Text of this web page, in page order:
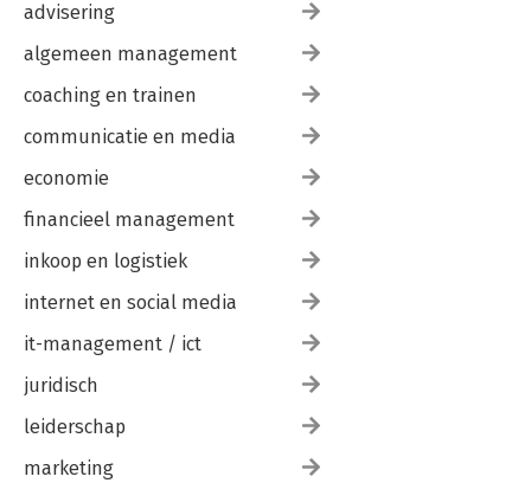
advisering
algemeen management
coaching en trainen
communicatie en media
economie
financieel management
inkoop en logistiek
internet en social media
it-management / ict
juridisch
leiderschap
marketing